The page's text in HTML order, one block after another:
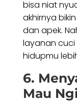
bisa niat
akhirnya
dan apek.
layanan
hidupmu
6.
Mau